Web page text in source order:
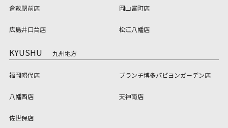
倉敷駅前店 岡山富町店
広島井口台店 松江八幡店
KYUSHU 九州地方
福岡昭代店 ブランチ博多パピヨンガーデン店
八幡西店 天神南店
佐世保店